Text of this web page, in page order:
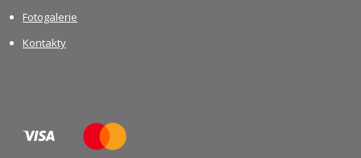
Fotogalerie
Kontakty